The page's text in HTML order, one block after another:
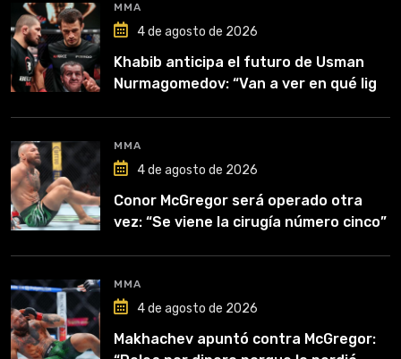
MMA
4 de agosto de 2026
Khabib anticipa el futuro de Usman
Nurmagomedov: “Van a ver en qué liga
MMA
4 de agosto de 2026
Conor McGregor será operado otra
vez: “Se viene la cirugía número cinco”
MMA
4 de agosto de 2026
Makhachev apuntó contra McGregor: